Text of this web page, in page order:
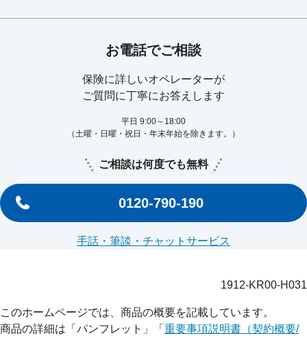
お電話でご相談
保険に詳しいオペレーターが
ご質問に丁寧にお答えします
平日 9:00～18:00
（土曜・日曜・祝日・年末年始を除きます。）
ご相談は何度でも無料
0120-790-190
手話・筆談・チャットサービス
1912-KR00-H031
このホームページでは、商品の概要を記載しています。
商品の詳細は「パンフレット」「 重要事項説明書（契約概要/